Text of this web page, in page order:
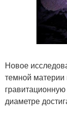
Новое
темной материи
диаметре